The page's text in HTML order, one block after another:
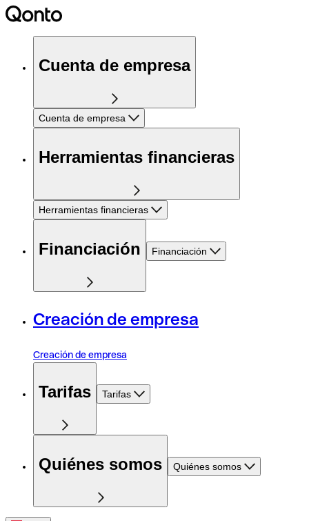
Cuenta de empresa
Cuenta de empresa
Herramientas financieras
Herramientas financieras
Financiación Financiación
Creación de empresa
Creación de empresa
Tarifas Tarifas
Quiénes somos Quiénes somos